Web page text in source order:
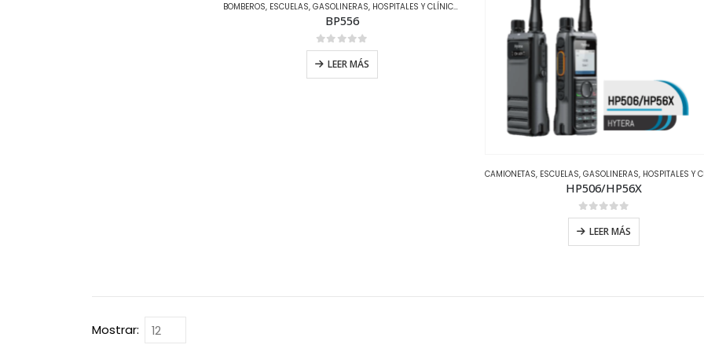
BOMBEROS, ESCUELAS, GASOLINERAS, HOSPITALES Y CLÍNICAS HYTERA TIPOS DE MERCADOS
BP556
0out of 5
LEER MÁS
CAMIONETAS, ESCUELAS, GASOLINERAS, HOSPITALES Y
HP506/HP56X
0out of 5
LEER MÁS
Mostrar: